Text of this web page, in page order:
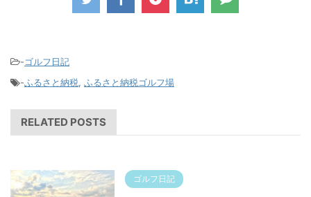
-ゴルフ日記
-ふるさと納税, ふるさと納税ゴルフ場
RELATED POSTS
ゴルフ日記